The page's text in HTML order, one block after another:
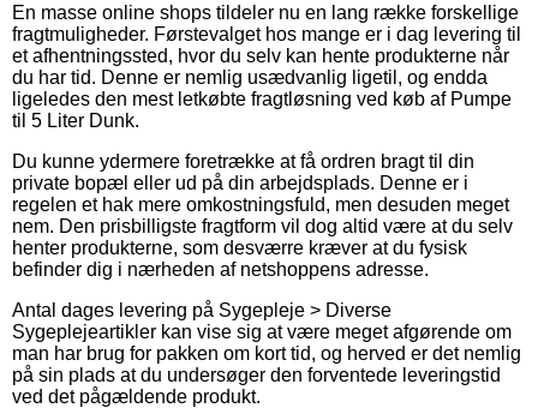
En masse online shops tildeler nu en lang række forskellige
fragtmuligheder. Førstevalget hos mange er i dag levering til
et afhentningssted, hvor du selv kan hente produkterne når
du har tid. Denne er nemlig usædvanlig ligetil, og endda
ligeledes den mest letkøbte fragtløsning ved køb af Pumpe
til 5 Liter Dunk.
Du kunne ydermere foretrække at få ordren bragt til din
private bopæl eller ud på din arbejdsplads. Denne er i
regelen et hak mere omkostningsfuld, men desuden meget
nem. Den prisbilligste fragtform vil dog altid være at du selv
henter produkterne, som desværre kræver at du fysisk
befinder dig i nærheden af netshoppens adresse.
Antal dages levering på Sygepleje > Diverse
Sygeplejeartikler kan vise sig at være meget afgørende om
man har brug for pakken om kort tid, og herved er det nemlig
på sin plads at du undersøger den forventede leveringstid
ved det pågældende produkt.